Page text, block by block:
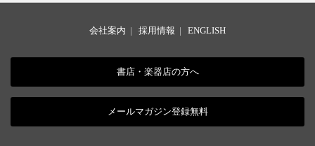
会社案内 | 採用情報 | ENGLISH
書店・楽器店の方へ
メールマガジン登録無料